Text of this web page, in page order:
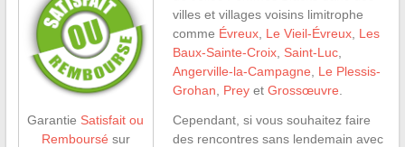
Garantie Satisfait ou
Remboursé sur
villes et villages voisins limitrophe
comme Évreux, Le Vieil-Évreux, Les
Baux-Sainte-Croix, Saint-Luc,
Angerville-la-Campagne
Le Plessis-
Grohan
Preyet Grossœuvre
Cependant, si vous souhaitez faire
des rencontres sans lendemain avec